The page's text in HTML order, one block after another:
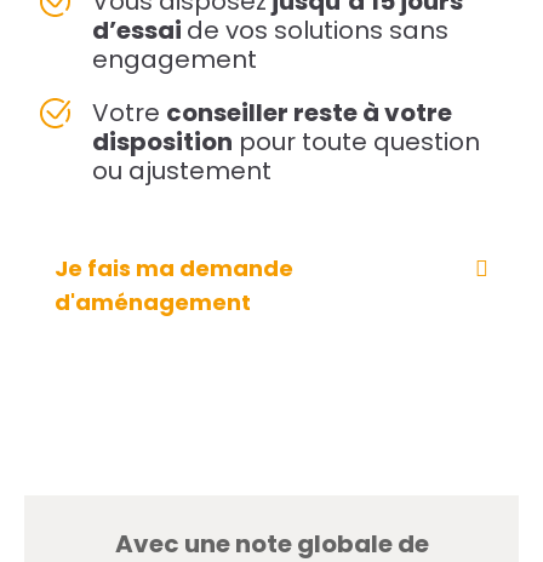
d’essai de vos solutions sans
engagement
Votre conseiller reste à votre
disposition pour toute question
ou ajustement
Je fais ma demande
d'aménagement
Avec une note globale de